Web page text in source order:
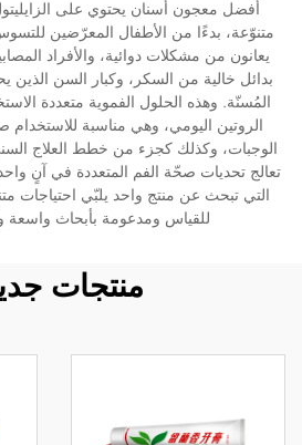
أفضل معجون أسنان يحتوي على
متنوّعة، بدءًا من الأطفال المعرّضين
يعانون من مشكلات دوائية، والأفراد
بدائل خالية من السكر، وكبار السن
المُسنّة. وهذه الحلول الفموية متعددة
الروتين اليومي، وهي مناسبة للاستخدام
الوجبات، وكذلك كجزء من خطط العلاج
تعالج تحديات صحّة الفم المتعددة في آنٍ
التي تبحث عن منتج واحد يلبّي احتياجات
للقياس ومدعومة بأبحاث واسعة
منتجات